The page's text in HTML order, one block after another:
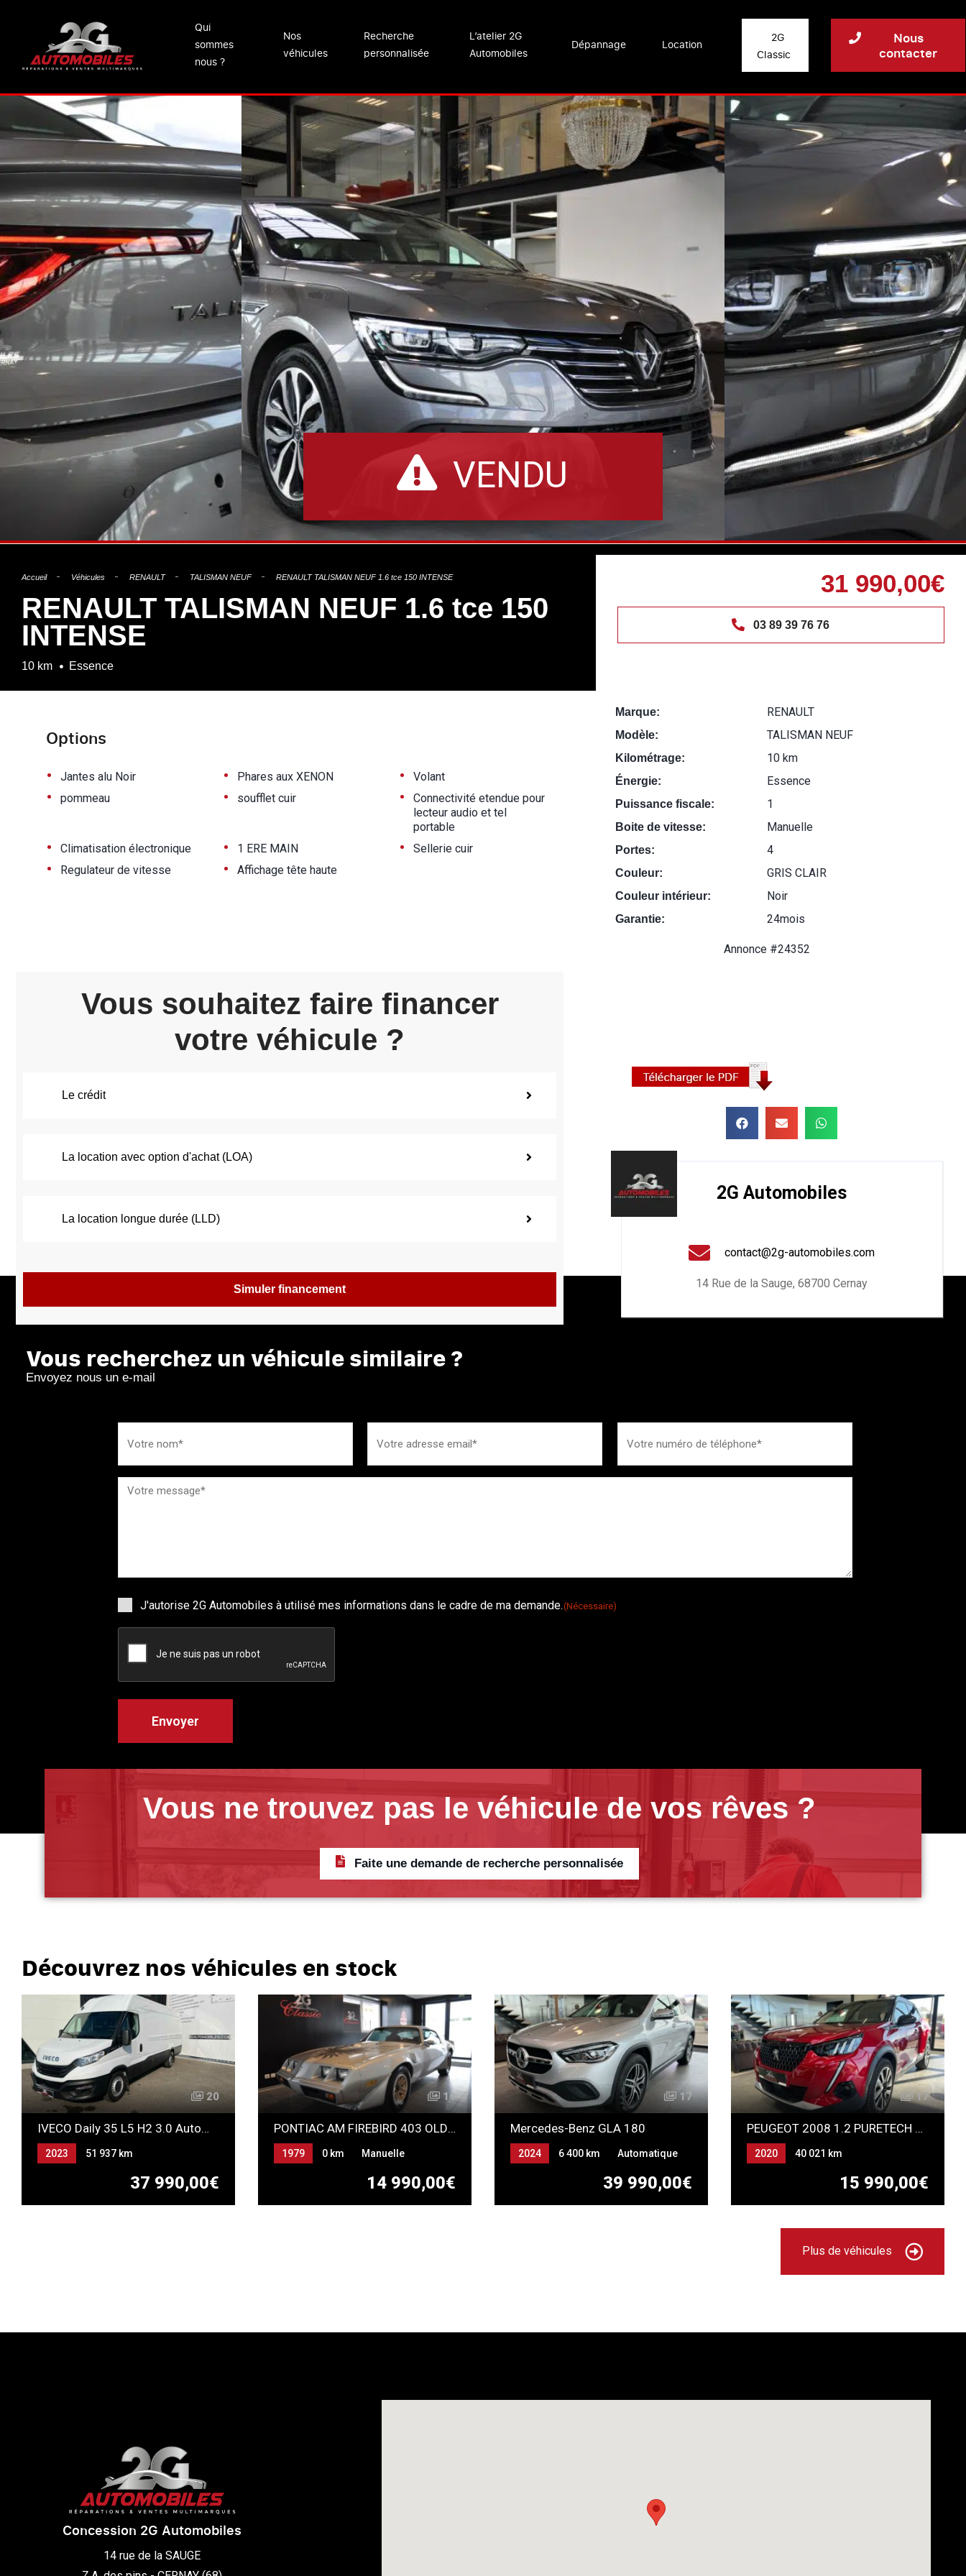
Qui
sommes
nous ?
Nos
véhicules
Recherche
personnalisée
L’atelier 2G
Automobiles
Dépannage Location
2G
Classic
Nous
contacter
VENDU
Accueil Véhicules RENAULT TALISMAN NEUF RENAULT TALISMAN NEUF 1.6 tce 150 INTENSE
RENAULT TALISMAN NEUF 1.6 tce 150
INTENSE
10 km Essence
31 990,00€
03 89 39 76 76
Options
• Jantes alu Noir • Phares aux XENON • Volant
• pommeau • soufflet cuir •
Connectivité etendue pour
lecteur audio et tel
portable
• Climatisation électronique • 1 ERE MAIN • Sellerie cuir
• Regulateur de vitesse • Affichage tête haute
Marque: RENAULT
Modèle: TALISMAN NEUF
Kilométrage: 10 km
Énergie: Essence
Puissance fiscale: 1
Boite de vitesse: Manuelle
Portes: 4
Couleur: GRIS CLAIR
Couleur intérieur: Noir
Garantie: 24mois
Annonce #24352
Vous souhaitez faire financer
votre véhicule ?
Le crédit
La location avec option d'achat (LOA)
La location longue durée (LLD)
Simuler financement
2G Automobiles
contact@2g-automobiles.com
14 Rue de la Sauge, 68700 Cernay
Vous recherchez un véhicule similaire ?
Envoyez nous un e-mail
J'autorise 2G Automobiles à utilisé mes informations dans le cadre de ma demande.(Nécessaire)
Vous ne trouvez pas le véhicule de vos rêves ?
Faite une demande de recherche personnalisée
Découvrez nos véhicules en stock
20
IVECO Daily 35 L5 H2 3.0 Automatique
37 990,00€
2023
51 937 km
11
PONTIAC AM FIREBIRD 403 OLDSMOBIL TRANSAM
14 990,00€
1979 0 km
Manuelle
17
Mercedes-Benz GLA 180
39 990,00€
2024 6 400 km
Automatique
17
PEUGEOT 2008 1.2 PURETECH 155CH GT EAT8
15 990,00€
2020
40 021 km
Plus de véhicules
Concession 2G Automobiles
14 rue de la SAUGE